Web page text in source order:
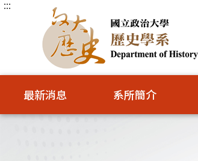
跳
塊
:::
最新消息 系所簡介